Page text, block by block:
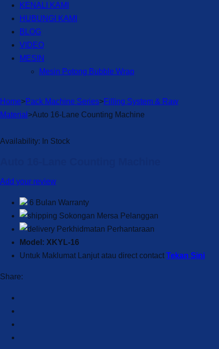
KENALI KAMI
HUBUNGI KAMI
BLOG
VIDEO
MESIN
Mesin Potong Bubble Wrap
Home>Pack Machine Series>Filling System & Raw
Material >Auto 16-Lane Counting Machine
Availability: In Stock
Add your review
6 Bulan Warranty
Sokongan Mersa Pelanggan
Perkhidmatan Perhantaraan
Model: XKYL-16
Untuk Maklumat Lanjut atau direct contact Tekan Sini
Share: